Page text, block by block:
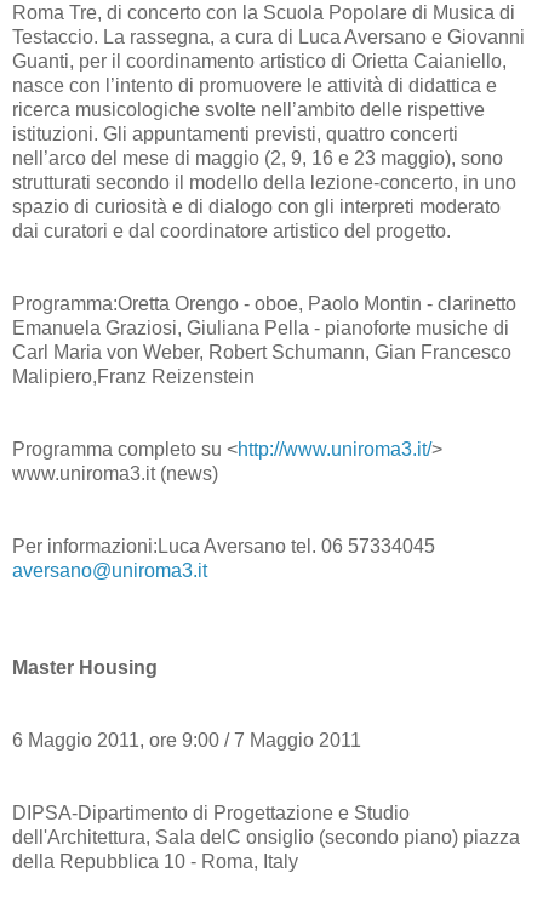
Roma Tre, di concerto con la Scuola Popolare di Musica di
Testaccio. La rassegna, a cura di Luca Aversano e Giovanni
Guanti, per il coordinamento artistico di Orietta Caianiello,
nasce con l’intento di promuovere le attività di didattica e
ricerca musicologiche svolte nell’ambito delle rispettive
istituzioni. Gli appuntamenti previsti, quattro concerti
nell’arco del mese di maggio (2, 9, 16 e 23 maggio), sono
strutturati secondo il modello della lezione-concerto, in uno
spazio di curiosità e di dialogo con gli interpreti moderato
dai curatori e dal coordinatore artistico del progetto.
Programma:Oretta Orengo - oboe, Paolo Montin - clarinetto
Emanuela Graziosi, Giuliana Pella - pianoforte musiche di
Carl Maria von Weber, Robert Schumann, Gian Francesco
Malipiero,Franz Reizenstein
Programma completo su <http://www.uniroma3.it/>
www.uniroma3.it (news)
Per informazioni:Luca Aversano tel. 06 57334045
aversano@uniroma3.it
Master Housing
6 Maggio 2011, ore 9:00 / 7 Maggio 2011
DIPSA-Dipartimento di Progettazione e Studio
dell'Architettura, Sala delC onsiglio (secondo piano) piazza
della Repubblica 10 - Roma, Italy